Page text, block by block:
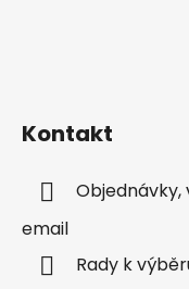
Kontakt
email
Rady k